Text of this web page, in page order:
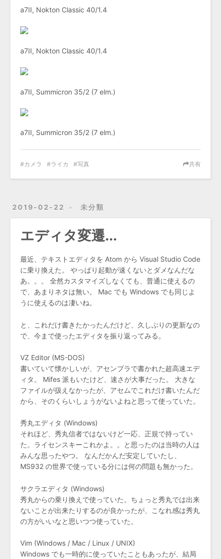
a7II, Nokton Classic 40/1.4
a7II, Nokton Classic 40/1.4
a7II, Summicron 35/2 (7 elm.)
a7II, Summicron 35/2 (7 elm.)
共有
カメラ ライカ 写真
2019-02-22 未分類
エディタ変遷...
最近、テキストエディタを Atom から Visual Studio Code
に乗り換えた。 やっぱり起動が速くないとダメなんだな
あ。。。 全然カスタマイズしなくても、普通に使えるの
で、あまりネタは無い。 Mac でも Windows でも同じよ
うに使えるのは凄いね。
と、これだけ書きたかったんだけど、久しぶりの更新なの
で、今まで使ったエディタを振り返ってみる。
VZ Editor (MS-DOS)
書いていて懐かしいが、アセンブラで書かれた超高速エデ
ィタ。 Mifes 派もいたけど、速さが大事だった。 大きな
ファイルが扱えなかったが、アセムでこれだけ書いたんだ
から、そのくらいしょうがないよねと思って使っていた。
秀丸エディタ (Windows)
それほど、秀丸信者ではないけど一応、正規で持ってい
た。ライセンスキーこれかよ。。と思ったのは当時の人は
みんな思ったやつ。 なんだかんだ安定していたし、
MS932 の世界で使っている分には何の問題も無かった。
サクラエディタ (Windows)
秀丸からの乗り換えで使っていた。ちょっと秀丸では出来
ないことが出来たりするのが良かったが、こなれ感は秀丸
の方がいいなと思いつつ使っていた。
Vim (Windows / Mac / Linux / UNIX)
Windows でも一時的に使っていたこともあったが、結局